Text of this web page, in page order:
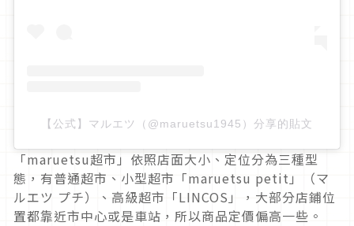
【公式】マルエツ（@maruetsu1945）分享的貼文
「maruetsu超市」依照店面大小、定位分為三種型
態，有普通超市、小型超市「maruetsu petit」（マ
ルエツ プチ）、高級超市「LINCOS」，大部分店鋪位
置都靠近市中心或是車站，所以商品定價偏高一些。